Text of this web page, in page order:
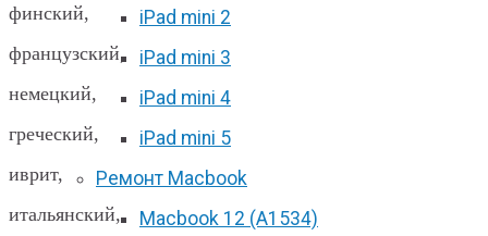
iPad mini 2
iPad mini 3
iPad mini 4
iPad mini 5
Ремонт Macbook
Macbook 12 (А1534)
финский,
французский,
немецкий,
греческий,
иврит,
итальянский,